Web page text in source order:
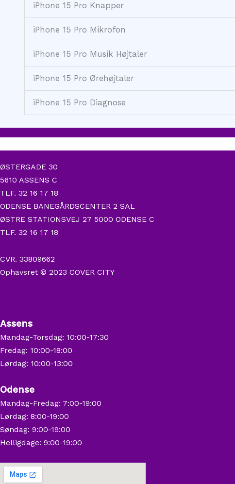
iPhone 15 Pro Knapper
iPhone 15 Pro Mikrofon
iPhone 15 Pro Musik Højtaler
iPhone 15 Pro Ørehøjtaler
iPhone 15 Pro Diagnose
ØSTERGADE 30
5610 ASSENS C
TLF. 32 16 17 18
ODENSE BANEGÅRDSCENTER 2 SAL
ØSTRE STATIONSVEJ 27 5000 ODENSE C
TLF. 32 16 17 18
CVR. 33809662
Ophavsret © 2023 COVER CITY
Assens
Mandag-Torsdag: 10:00-17:30
Fredag: 10:00-18:00
Lørdag: 10:00-13:00
Odense
Mandag-Fredag: 7:00-19:00
Lørdag: 8:00-19:00
Søndag: 9:00-19:00
Helligdage: 9:00-19:00